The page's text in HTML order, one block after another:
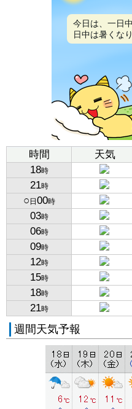
今日は、一日
日中は暑くな
時間 天気
18時
21時
○ 日 00時
03時
06時
09時
12時
15時
18時
21時
週間天気予報